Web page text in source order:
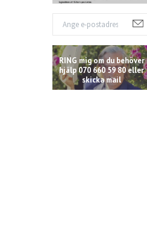
RING mig om du behöver
hjälp 070 660 59 80 eller
skicka mail